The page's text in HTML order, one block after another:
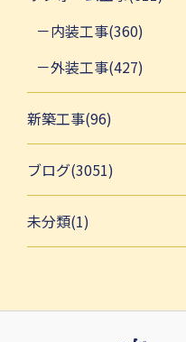
内装工事(360)
外装工事(427)
新築工事(96)
ブログ(3051)
未分類(1)